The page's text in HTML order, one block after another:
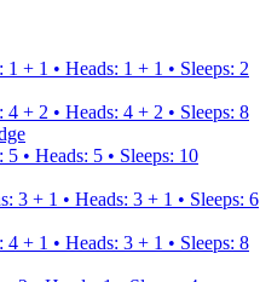
: 1 + 1 • Heads: 1 + 1 • Sleeps: 2
: 4 + 2 • Heads: 4 + 2 • Sleeps: 8
: 5 • Heads: 5 • Sleeps: 10
: 3 + 1 • Heads: 3 + 1 • Sleeps: 6
: 4 + 1 • Heads: 3 + 1 • Sleeps: 8